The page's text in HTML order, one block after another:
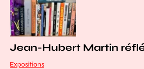
Jean-Hubert Martin
Expositions